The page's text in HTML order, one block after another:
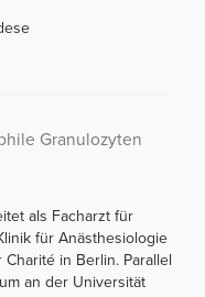
Granulozyten
als Facharzt für
für Anästhesiologie
in Berlin. Parallel
an der Universität